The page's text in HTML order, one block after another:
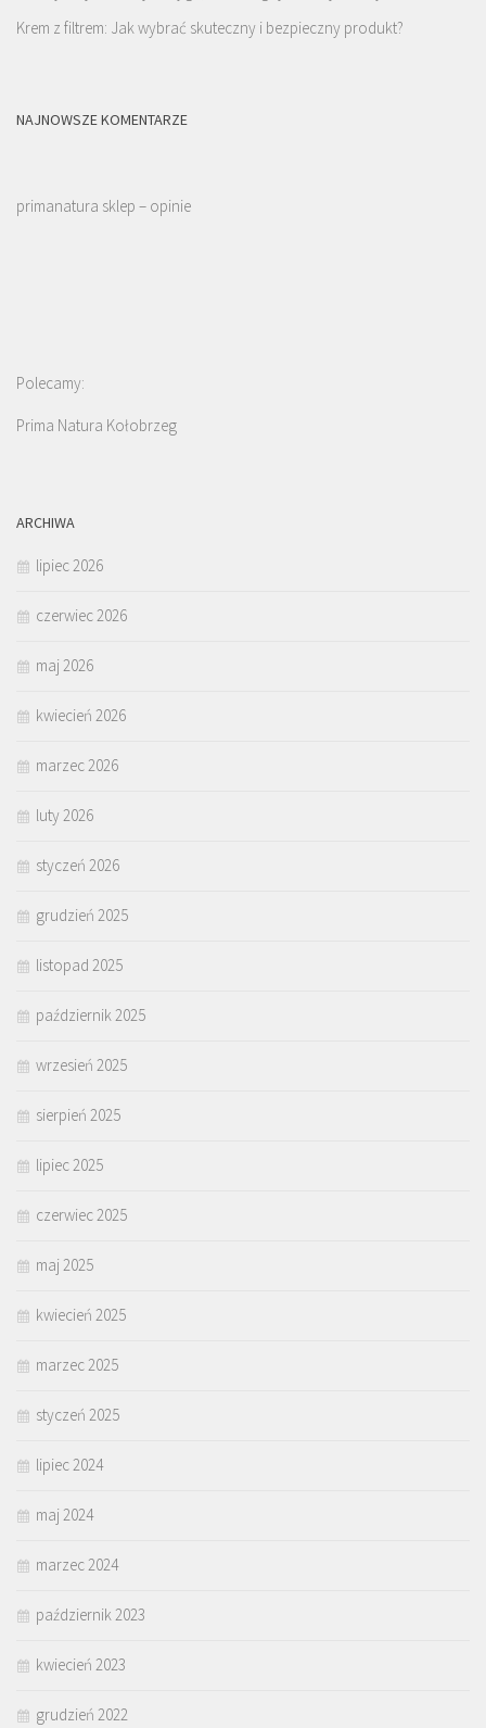
Krem z filtrem: Jak wybrać skuteczny i bezpieczny produkt?
NAJNOWSZE KOMENTARZE
primanatura sklep – opinie
Polecamy:
Prima Natura Kołobrzeg
ARCHIWA
lipiec 2026
czerwiec 2026
maj 2026
kwiecień 2026
marzec 2026
luty 2026
styczeń 2026
grudzień 2025
listopad 2025
październik 2025
wrzesień 2025
sierpień 2025
lipiec 2025
czerwiec 2025
maj 2025
kwiecień 2025
marzec 2025
styczeń 2025
lipiec 2024
maj 2024
marzec 2024
październik 2023
kwiecień 2023
grudzień 2022